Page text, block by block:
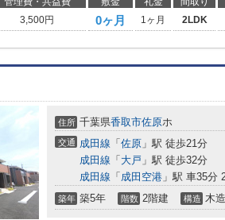
3,500円 0ヶ月 1ヶ月 2LDK
住所 千葉県香取市佐原ホ
交通 成田線 「 佐原 」駅 徒歩21分
成田線 「 大戸 」駅 徒歩32分
成田線 「 成田空港 」駅 車35分
築年 築5年 階数 2階建 構造 木造